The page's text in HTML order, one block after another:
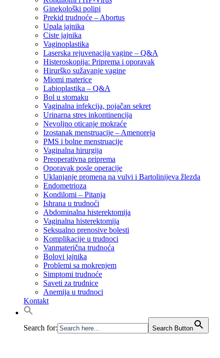
Ginekološki polipi
Prekid trudnoće – Abortus
Upala jajnika
Ciste jajnika
Vaginoplastika
Laserska rejuvenacija vagine – Q&A
Histeroskopija: Priprema i oporavak
Hirurško sužavanje vagine
Miomi materice
Labioplastika – Q&A
Bol u stomaku
Vaginalna infekcija, pojačan sekret
Urinarna stres inkontinencija
Nevoljno oticanje mokraće
Izostanak menstruacije – Amenoreja
PMS i bolne menstruacije
Vaginalna hirurgija
Preoperativna priprema
Oporavak posle operacije
Uklanjanje promena na vulvi i Bartolinijeva žlezda
Endometrioza
Kondilomi – Pitanja
Ishrana u trudnoći
Abdominalna histerektomija
Vaginalna histerektomija
Seksualno prenosive bolesti
Komplikacije u trudnoci
Vanmaterična trudnoća
Bolovi jajnika
Problemi sa mokrenjem
Simptomi trudnoće
Saveti za trudnice
Anemija u trudnoci
Kontakt
Search for: Search Button